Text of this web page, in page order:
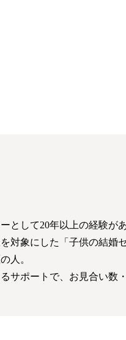
として20年以上の経験が
対象にした「子供の結婚
人。
サポートで、お見合い数